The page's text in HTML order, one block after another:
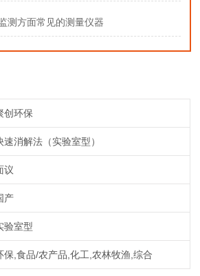
测方面常见的测量仪器
创环保
速消解法（实验室型）
议
产
验室型
保,食品/农产品,化工,农林牧渔,综合